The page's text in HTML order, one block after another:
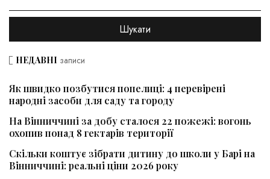
НЕДАВНІ записи
Як швидко позбутися попелиці: 4 перевірені
народні засоби для саду та городу
На Вінниччині за добу сталося 22 пожежі: вогонь
охопив понад 8 гектарів території
Скільки коштує зібрати дитину до школи у Барі на
Вінниччині: реальні ціни 2026 року